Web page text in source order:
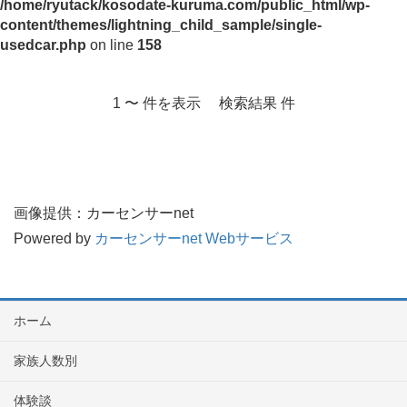
/home/ryutack/kosodate-kuruma.com/public_html/wp-
content/themes/lightning_child_sample/single-
usedcar.php on line 158
1 〜 件を表示 検索結果 件
画像提供：カーセンサーnet
Powered by カーセンサーnet Webサービス
ホーム
家族人数別
体験談